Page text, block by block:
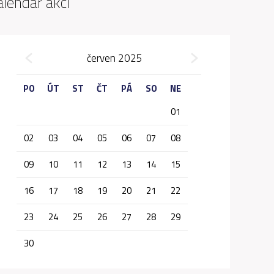
červen 2025
PO ÚT ST ČT PÁ SO
NE
01
02
03 04 05 06 07
08
09
10 11 12 13 14
15
16
17 18 19 20 21
22
23
24 25 26 27 28
29
30